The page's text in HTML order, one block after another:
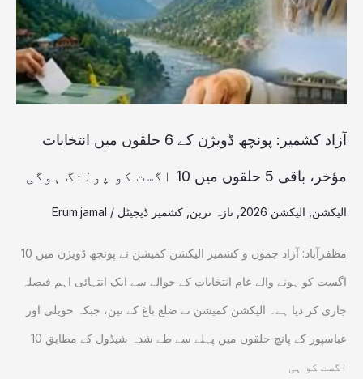
آزاد کشمیر: پونچھ ڈویژن کے 6 حلقوں میں انتخابات
مؤخر، باقی 5 حلقوں میں 10 اگست کو پولنگ ہوگی
الیکشن الیکشن 2026 تازہ ترین کشمیر ڈیجیٹل /
Erum.jamal
مظفرآباد: آزاد جموں و کشمیر الیکشن کمیشن نے پونچھ ڈویژن میں 10
اگست کو ہونے والے عام انتخابات کے حوالے سے ایک انتہائی اہم فیصلہ
جاری کر دیا ہے۔ الیکشن کمیشن نے ضلع باغ کے تین، جبکہ حویلی اور
عباسپور کے پانچ حلقوں میں پہلے سے طے شدہ شیڈول کے مطابق 10
اگست کو ہی
کے
حلقوں
میں
انتخابات
باقی
5
حلقوں
میں
10
اگست